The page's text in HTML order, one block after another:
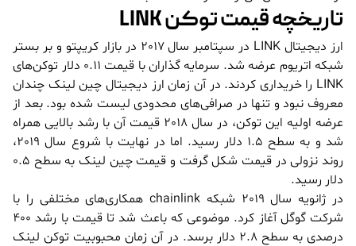
تاریخچه قیمت توکن LINK
ارز دیجیتال LINK در سپتامبر سال 2017 در بازار کریپتو و بر بستر
شبکه اتریوم عرضه شد. سرمایه گذاران با قیمت 0.11 دلار توکن‌های
LINK را خریداری کردند. در آن زمان ارز دیجیتال چین لینک چندان
معروف نبود و تنها در صرافی‌های محدودی لیست شده بود. بعد از
عرضه اولیه این توکن، در سال 2018 قیمت آن با رشد بالایی همراه
شد و به سطح 1.5 دلار رسید. اما در نهایت با شروع سال 2019،
روند نزولی در قیمت شکل گرفت و قیمت چین لینک به سطح 0.5
دلار رسید.
در ژانویه سال 2019 شبکه chainlink همکاری‌های مختلفی را با
شرکت گوگل آغاز کرد. موضوعی که باعث شد تا قیمت با رشد 400
درصدی به سطح 2.8 دلار برسد. در آن زمان محبوبیت توکن لینک